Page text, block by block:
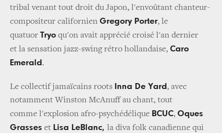
tribal venant tout droit du Japon, l'envoûtant chanteur-
compositeur californien Gregory Porter, le
quatuor Tryo qu'on avait apprécié croisé l'an dernier
et la sensation jazz-swing rétro hollandaise, Caro
Emerald .
Le collectif jamaïcains roots Inna De Yard , avec
notamment Winston McAnuff au chant, tout
comme l'explosion afro-psychédélique BCUC, Oques
Grasses et Lisa LeBlanc, la diva folk canadienne qui